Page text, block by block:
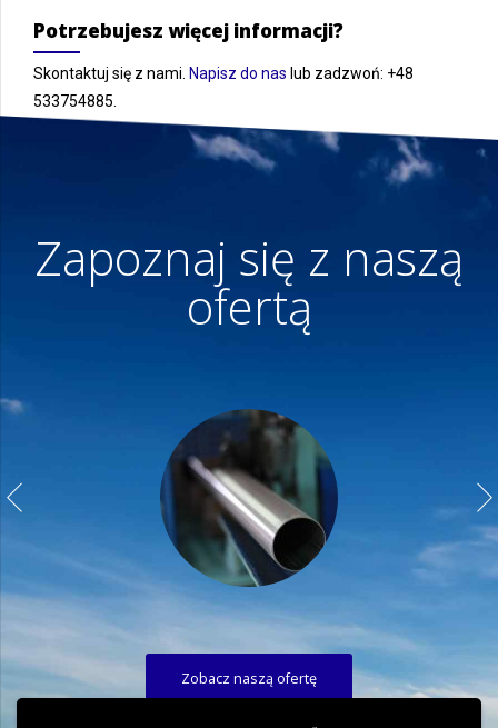
Potrzebujesz więcej informacji?
Skontaktuj się z nami. Napisz do nas lub zadzwoń: +48
533754885.
Zapoznaj się z naszą
ofertą
Zobacz naszą ofertę